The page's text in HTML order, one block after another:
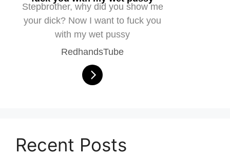
Stepbrother, why did you show me
your dick? Now I want to fuck you
with my wet pussy
RedhandsTube
Recent Posts